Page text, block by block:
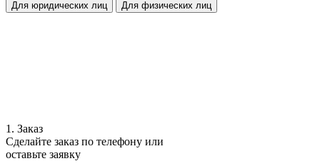
Для юридических лиц Для физических лиц
1. Заказ
Сделайте заказ по телефону или
оставьте заявку